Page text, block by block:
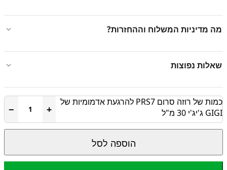
מה מדיניות המשלוח וההחזרות?
שאלות נפוצות
כמות של רוזה סרום PRS7 להרגעת אדמומיות של
GIGI ג'יג'י 30 מ"ל
+
−
הוספה לסל